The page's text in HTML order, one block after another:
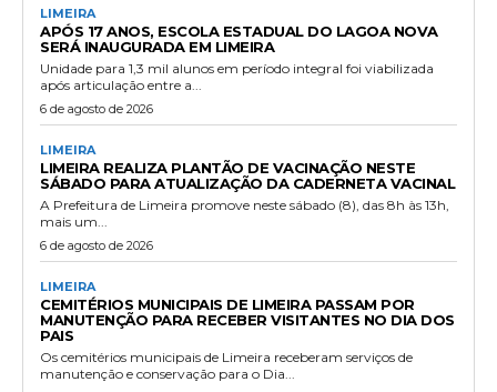
LIMEIRA
APÓS 17 ANOS, ESCOLA ESTADUAL DO LAGOA NOVA
SERÁ INAUGURADA EM LIMEIRA
Unidade para 1,3 mil alunos em período integral foi viabilizada
após articulação entre a...
6 de agosto de 2026
LIMEIRA
LIMEIRA REALIZA PLANTÃO DE VACINAÇÃO NESTE
SÁBADO PARA ATUALIZAÇÃO DA CADERNETA VACINAL
A Prefeitura de Limeira promove neste sábado (8), das 8h às 13h,
mais um...
6 de agosto de 2026
LIMEIRA
CEMITÉRIOS MUNICIPAIS DE LIMEIRA PASSAM POR
MANUTENÇÃO PARA RECEBER VISITANTES NO DIA DOS
PAIS
Os cemitérios municipais de Limeira receberam serviços de
manutenção e conservação para o Dia...